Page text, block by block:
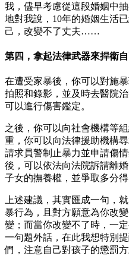
我，儘早考慮從這段婚姻中
地對我說，10年的婚姻生活
己，改變不了丈夫……
第四，拿起法律武器來捍衛
在遭受家暴後，你可以對施
拍照和錄影，並及時去醫院
可以進行傷害鑑定。
之後，你可以向社會機構等
重，你可以向法律援助機構
請求員警制止暴力並申請傷
後，可以依法向法院訴請離
子女的撫養權，並爭取多分得
上述建議，其實匯成一句，
暴行為，且對方願意為你改
變；而當你改變不了時，一
一句題外話，在此我想特別
們，注意自己對孩子的懲罰方